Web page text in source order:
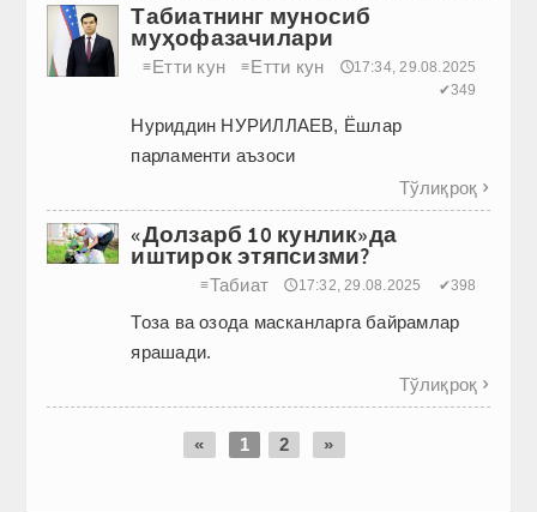
Табиатнинг муносиб
муҳофазачилари
≡Етти кун ≡Етти кун
🕔17:34, 29.08.2025
✔349
Нуриддин НУРИЛЛАЕВ, Ёшлар
парламенти аъзоси
Тўлиқроқ 
«Долзарб 10 кунлик»да
иштирок этяпсизми?
≡Табиат 🕔17:32, 29.08.2025 ✔398
Тоза ва озода масканларга байрамлар
ярашади.
Тўлиқроқ 
« 1 2 »